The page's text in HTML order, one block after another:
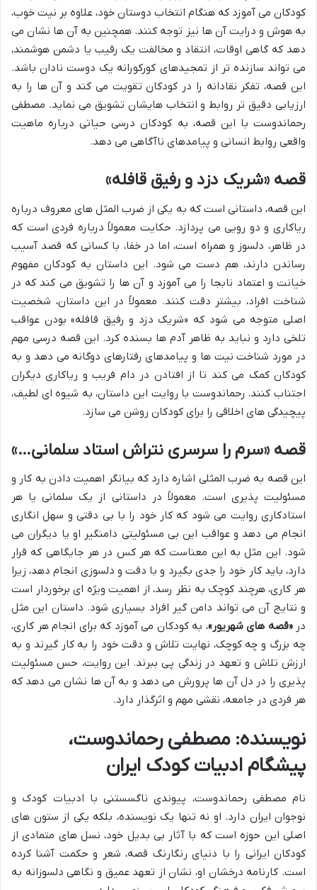
کودکان می آموزد که هنگام انتخاب دوستان خود، علاوه بر نیت خوب،
به هوش و درایت آن ها نیز توجه کنند. همچنین به آن ها نشان می
دهد که گاهی اوقات، انتقاد و مخالفت یک رقیب یا دشمن هوشمند،
می تواند سازنده تر از تمجیدهای کورکورانه یک دوست نادان باشد.
این قصه، تفکر نقادانه را در کودکان تقویت می کند و آن ها را به
ارزیابی دقیق تر روابط و انتخاب هایشان تشویق می نماید. مصطفی
رحماندوست با این قصه، به کودکان درسی حیاتی درباره ماهیت
واقعی روابط انسانی و پیامدهای ناآگاهی می دهد.
قصه «شریک دزد و رفیق قافله»
این قصه، داستانی است که به یکی از ضرب المثل های معروف درباره
ریاکاری و دو رویی می پردازد. حکایت معمولاً درباره فردی است که
در ظاهر، دلسوز و همراه است، اما در خفا، با کسانی که قصد آسیب
رساندن دارند، هم دست می شود. این داستان به کودکان مفهوم
خیانت و اعتماد نابجا را می آموزد و آن ها را تشویق می کند که در
شناخت افراد، بیشتر دقت کنند. معمولاً در این داستان، شخصیت
اصلی متوجه می شود که «شریک دزد و رفیق قافله» بودن عواقب
تلخی دارد و نباید به ظاهر آدم ها بسنده کرد. این قصه درسی مهم
در مورد شناخت نیت ها و پیامدهای رفتارهای دوگانه می دهد و به
کودکان کمک می کند تا از افتادن در دام فریب و ریاکاری دیگران
اجتناب کنند. رحماندوست با روایت این داستان، به شیوه ای لطیف،
پیچیدگی های اخلاقی را برای کودکان روشن می سازد.
قصه «سرم را سرسری نتراش استاد سلمانی…»
این قصه به ضرب المثلی اشاره دارد که بیانگر اهمیت دادن به کار و
مسئولیت پذیری است. معمولاً در داستانی از یک سلمانی یا هر
استادکاری روایت می شود که کار خود را با بی دقتی و سهل انگاری
انجام می دهد و عواقب این بی مسئولیتی دامنگیر او یا دیگران می
شود. این مثل به این معناست که هر کس در هر جایگاهی که قرار
دارد، باید کار خود را جدی بگیرد و با دقت و دلسوزی انجام دهد، زیرا
هر کاری، هرچند کوچک به نظر رسد، از اهمیت ویژه ای برخوردار است
و نتایج آن می تواند دامن گیر افراد بسیاری شود. داستان این مثل
در«قصه های شهریور»، به کودکان می آموزد که برای انجام هر کاری،
چه بزرگ و چه کوچک، نهایت تلاش و دقت خود را به کار گیرند و به
ارزش تلاش و تعهد در زندگی پی ببرند. این روایت، حس مسئولیت
پذیری را در دل آن ها پرورش می دهد و به آن ها نشان می دهد که
هر فردی در جامعه، نقشی مهم و اثرگذار دارد.
نویسنده: مصطفی رحماندوست،
پیشگام ادبیات کودک ایران
نام مصطفی رحماندوست، پیوندی ناگسستنی با ادبیات کودک و
نوجوان ایران دارد. او نه تنها یک نویسنده، بلکه یکی از ستون های
اصلی این حوزه است که با آثار بی بدیل خود، نسل های متمادی از
کودکان ایرانی را با دنیای رنگارنگ قصه، شعر و حکمت آشنا کرده
است. کارنامه درخشان او، نشان از تعهد عمیق و نگاهی دلسوزانه به